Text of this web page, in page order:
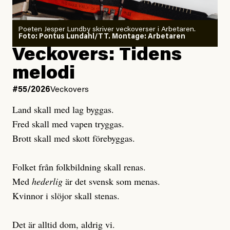
Publicerad6 August, 2026
Uppdaterad7 August, 2026
Joel Kellgren
Publicerad3 August, 2026
Uppdaterad3 August, 2026
Poeten Jesper Lundby skriver veckoverser i Arbetaren.
Foto: Pontus Lundahl/TT. Montage: Arbetaren
Veckovers: Tidens
melodi
#55/2026Veckovers
Land skall med lag byggas.
Fred skall med vapen tryggas.
Brott skall med skott förebyggas.
Folket från folkbildning skall renas.
Med hederlig är det svensk som menas.
Kvinnor i slöjor skall stenas.
Det är alltid dom, aldrig vi.